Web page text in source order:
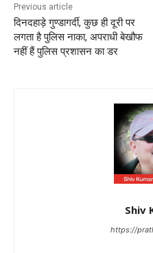
Previous article
दिनदहाड़े गुण्डागर्दी, कुछ ही दूरी पर
लगता है पुलिस नाका, अपराधी बेखौफ
नहीं हैं पुलिस प्रशासन का डर
Shiv
https://